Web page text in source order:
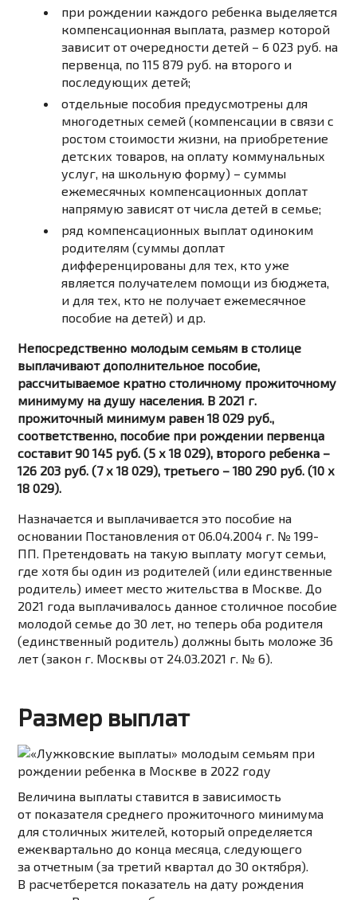
при рождении каждого ребенка выделяется
компенсационная выплата, размер которой
зависит от очередности детей – 6 023 руб. на
первенца, по 115 879 руб. на второго и
последующих детей;
отдельные пособия предусмотрены для
многодетных семей (компенсации в связи с
ростом стоимости жизни, на приобретение
детских товаров, на оплату коммунальных
услуг, на школьную форму) – суммы
ежемесячных компенсационных доплат
напрямую зависят от числа детей в семье;
ряд компенсационных выплат одиноким
родителям (суммы доплат
дифференцированы для тех, кто уже
является получателем помощи из бюджета,
и для тех, кто не получает ежемесячное
пособие на детей) и др.
Непосредственно молодым семьям в столице
выплачивают дополнительное пособие,
рассчитываемое кратно столичному прожиточному
минимуму на душу населения. В 2021 г.
прожиточный минимум равен 18 029 руб.,
соответственно, пособие при рождении первенца
составит 90 145 руб. (5 х 18 029), второго ребенка –
126 203 руб. (7 х 18 029), третьего – 180 290 руб. (10 х
18 029).
Назначается и выплачивается это пособие на
основании Постановления от 06.04.2004 г. № 199-
ПП. Претендовать на такую выплату могут семьи,
где хотя бы один из родителей (или единственные
родитель) имеет место жительства в Москве. До
2021 года выплачивалось данное столичное пособие
молодой семье до 30 лет, но теперь оба родителя
(единственный родитель) должны быть моложе 36
лет (закон г. Москвы от 24.03.2021 г. № 6).
Размер выплат
Величина выплаты ставится в зависимость
от показателя среднего прожиточного минимума
для столичных жителей, который определяется
ежеквартально до конца месяца, следующего
заотчетным (за третий квартал до 30 октября).
В расчетберется показатель на дату рождения